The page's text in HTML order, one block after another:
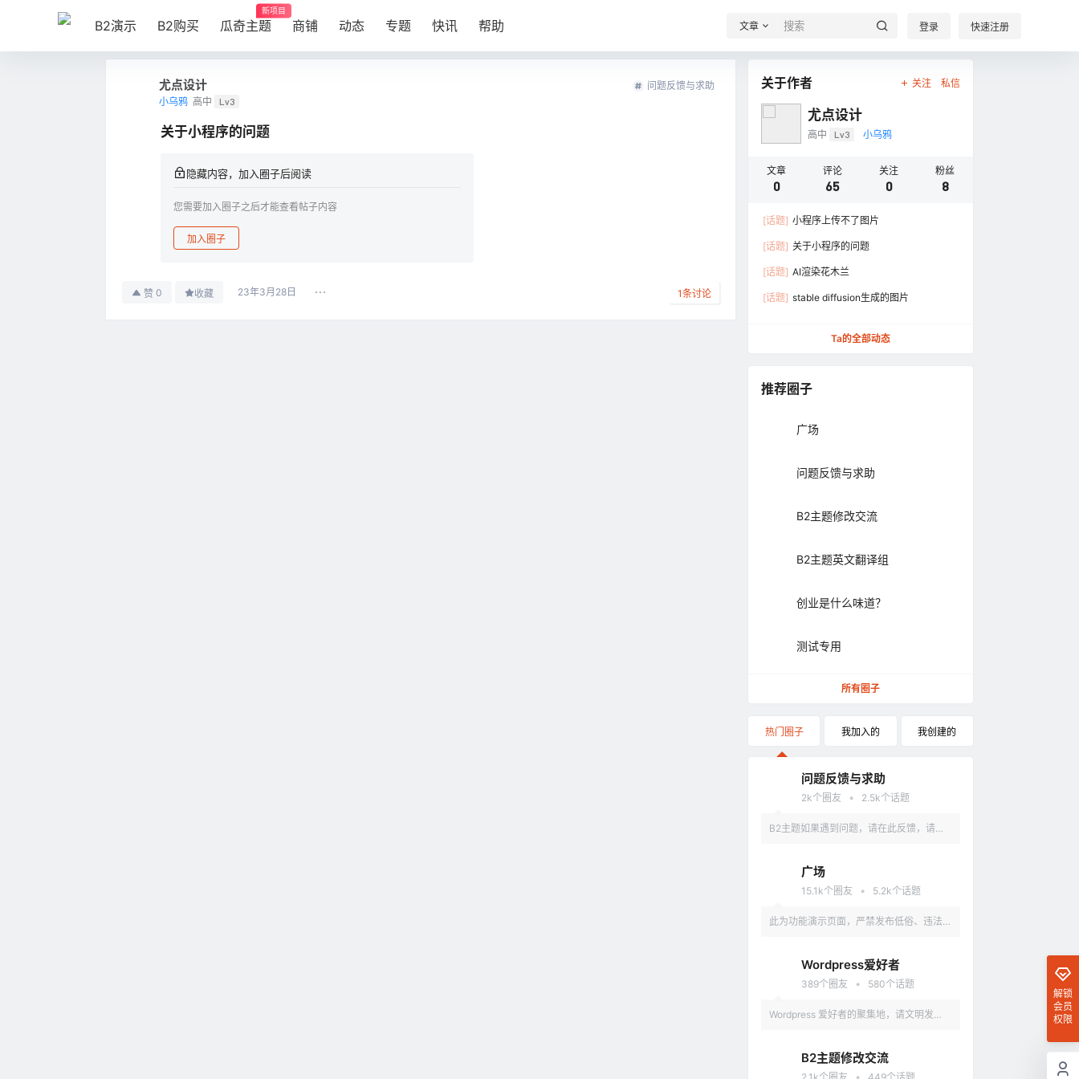
B2演示 B2购买 瓜奇主题
新项目
商铺 动态 专题 快讯 帮助 文章 登录 快速注册
尤点设计
小乌鸦 高中 Lv3
问题反馈与求助
关于小程序的问题
隐藏内容，加入圈子后阅读
您需要加入圈子之后才能查看帖子内容
加入圈子
赞 0 收藏 23年3月28日 1条讨论
关于作者 关注 私信
尤点设计
高中 Lv3 小乌鸦
文章
0
评论
65
关注
0
粉丝
8
[话题] 小程序上传不了图片
[话题] 关于小程序的问题
[话题] AI渲染花木兰
[话题] stable diffusion生成的图片
Ta的全部动态
推荐圈子
广场
问题反馈与求助
B2主题修改交流
B2主题英文翻译组
创业是什么味道？
测试专用
所有圈子
热门圈子 我加入的 我创建的
问题反馈与求助
2k个圈友 • 2.5k个话题
B2主题如果遇到问题，请在此反馈，请具
广场
15.1k个圈友 • 5.2k个话题
此为功能演示页面，严禁发布低俗、违法、
Wordpress爱好者
389个圈友 • 580个话题
Wordpress 爱好者的聚集地，请文明发
B2主题修改交流
解锁
会员
权限